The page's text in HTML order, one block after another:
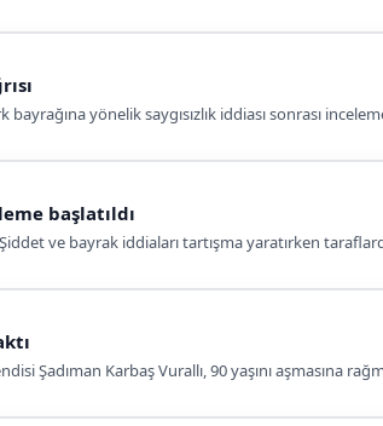
yönelik saygısızlık iddiası sonrası
başlatıldı
ve bayrak iddiaları tartışma yaratırken
Şadıman Karbaş Vurallı, 90 yaşını aşmasına